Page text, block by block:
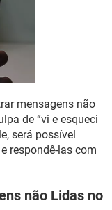
mensagens não
de “vi e esqueci
será possível
respondê-las com
não Lidas no